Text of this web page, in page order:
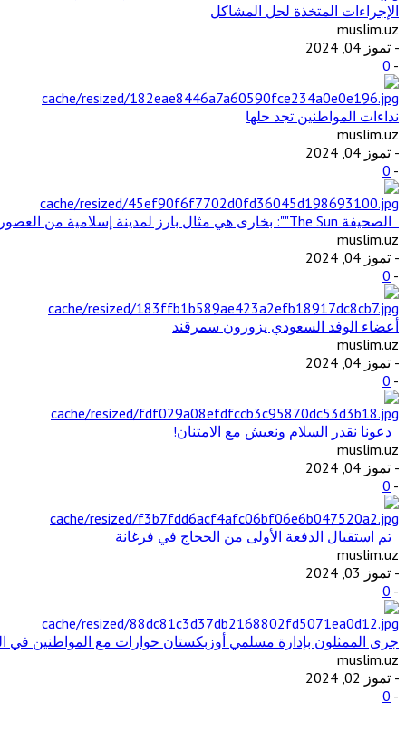
الإجراءات المتخذة لحل المشاكل
muslim.uz
- تموز 04, 2024
-
0
نداءات المواطنين تجد حلها
muslim.uz
- تموز 04, 2024
-
0
الصحيفة The Sun"": بخارى هي مثال بارز لمدينة إسلامية من العصور الوسطى في آسيا الوسطى
muslim.uz
- تموز 04, 2024
-
0
أعضاء الوفد السعودي يزورون سمرقند
muslim.uz
- تموز 04, 2024
-
0
دعونا نقدر السلام ونعيش مع الامتنان!
muslim.uz
- تموز 04, 2024
-
0
تم استقبال الدفعة الأولى من الحجاج في فرغانة
muslim.uz
- تموز 03, 2024
-
0
جرى الممثلون بإدارة مسلمي أوزبكستان حوارات مع المواطنين في
muslim.uz
- تموز 02, 2024
-
0